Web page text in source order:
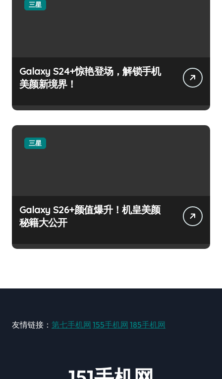
三星
Galaxy S24+惊艳登场，解锁手机
美颜新境界！
三星
Galaxy S26+颜值爆升！机皇美颜
秘籍大公开
友情链接： 第七手机网 155手机网 185手机网